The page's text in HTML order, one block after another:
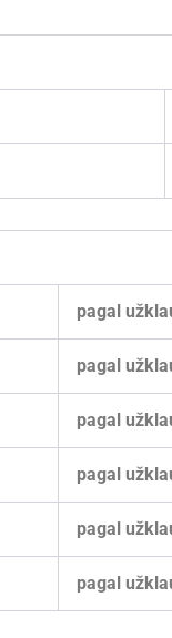
pagal
pagal
pagal
pagal
pagal
pagal